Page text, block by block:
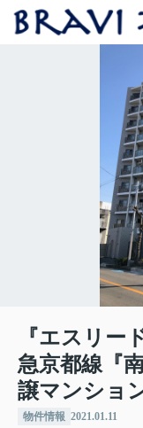
『エスリー
急京都線『
譲マンショ
物件情報 2021.01.11